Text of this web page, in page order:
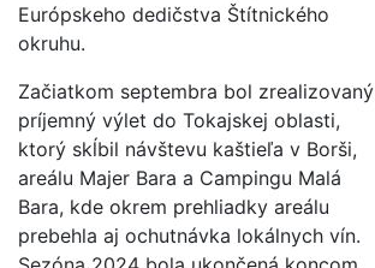
Európskeho dedičstva Štítnického
okruhu.
Začiatkom septembra bol zrealizovaný
príjemný výlet do Tokajskej oblasti,
ktorý skĺbil návštevu kaštieľa v Borši,
areálu Majer Bara a Campingu Malá
Bara, kde okrem prehliadky areálu
prebehla aj ochutnávka lokálnych vín.